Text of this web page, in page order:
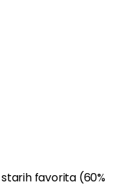
favorita (60%